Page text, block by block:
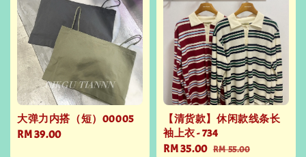
大弹力内搭（短）00005
Regular
RM 39.00
【清货款】休闲款线条长
袖上衣 - 734
Sale
RM 35.00 Regular
RM 55.00